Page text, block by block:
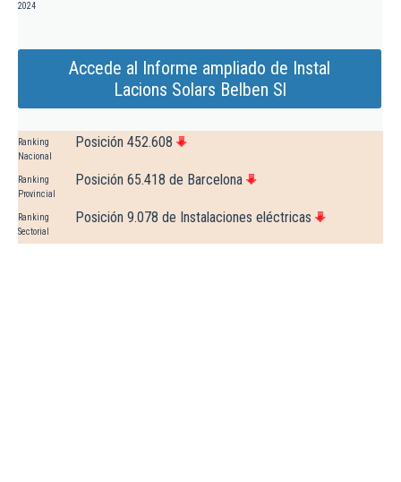
2024
Accede al Informe ampliado de Instal
Lacions Solars Belben Sl
Ranking
Nacional
Posición 452.608
Ranking
Provincial
Posición 65.418 de Barcelona
Ranking
Sectorial
Posición 9.078 de Instalaciones eléctricas